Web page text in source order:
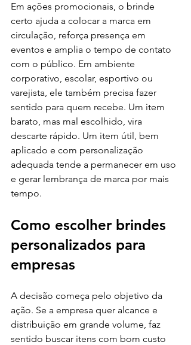
Em ações promocionais, o brinde
certo ajuda a colocar a marca em
circulação, reforça presença em
eventos e amplia o tempo de contato
com o público. Em ambiente
corporativo, escolar, esportivo ou
varejista, ele também precisa fazer
sentido para quem recebe. Um item
barato, mas mal escolhido, vira
descarte rápido. Um item útil, bem
aplicado e com personalização
adequada tende a permanecer em uso
e gerar lembrança de marca por mais
tempo.
Como escolher brindes
personalizados para
empresas
A decisão começa pelo objetivo da
ação. Se a empresa quer alcance e
distribuição em grande volume, faz
sentido buscar itens com bom custo